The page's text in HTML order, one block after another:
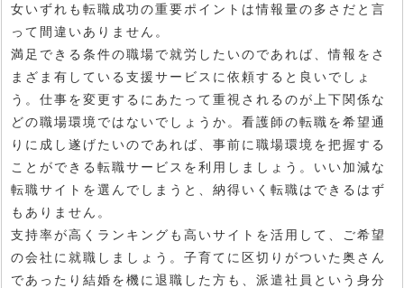
女いずれも転職成功の重要ポイントは情報量の多さだと言
って間違いありません。
満足できる条件の職場で就労したいのであれば、情報をさ
まざま有している支援サービスに依頼すると良いでしょ
う。仕事を変更するにあたって重視されるのが上下関係な
どの職場環境ではないでしょうか。看護師の転職を希望通
りに成し遂げたいのであれば、事前に職場環境を把握する
ことができる転職サービスを利用しましょう。いい加減な
転職サイトを選んでしまうと、納得いく転職はできるはず
もありません。
支持率が高くランキングも高いサイトを活用して、ご希望
の会社に就職しましょう。子育てに区切りがついた奥さん
であったり結婚を機に退職した方も、派遣社員という身分